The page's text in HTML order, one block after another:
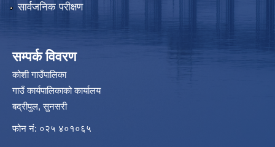
सार्वजनिक परीक्षण
सम्पर्क विवरण
कोशी गाउँपालिका
गाउँ कार्यपालिकाको कार्यालय
बद्रीपुल, सुनसरी
फोन नं: ०२५ ४०१०६५